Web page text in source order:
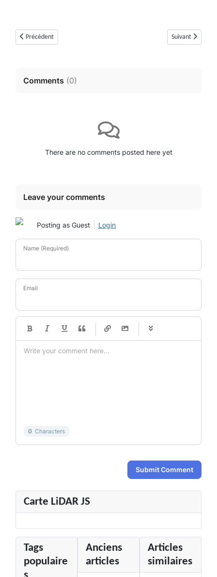
Article précédent : Dolmen de Colbas 2 ou Colle Basse 2 (Saint-Cézaire-
Précédent Article suivant :
Suivant
Comments (0)
There are no comments posted here yet
Leave your comments
Posting as Guest Login
Name (Required)
Email
-
-
-
-
0 Characters
Submit Comment
Carte LiDAR JS
Tags
populaire
Anciens
articles
Articles
similaires